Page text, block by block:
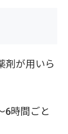
剤が用いら
6時間ごと